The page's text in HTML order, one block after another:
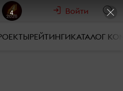
Войти
РЕЙТИНГИКАТАЛОГ
3